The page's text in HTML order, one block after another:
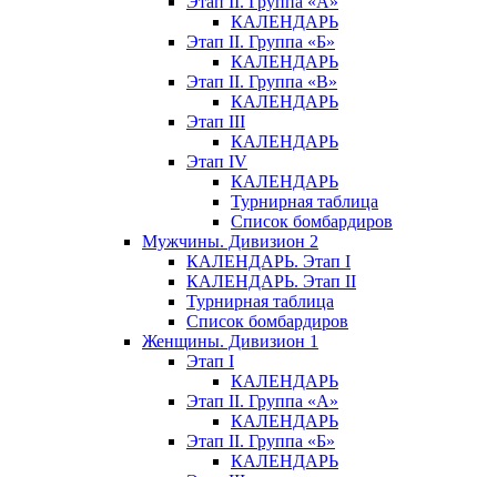
КАЛЕНДАРЬ
Этап II. Группа «Б»
КАЛЕНДАРЬ
Этап II. Группа «В»
КАЛЕНДАРЬ
Этап III
КАЛЕНДАРЬ
Этап IV
КАЛЕНДАРЬ
Турнирная таблица
Список бомбардиров
Мужчины. Дивизион 2
КАЛЕНДАРЬ. Этап I
КАЛЕНДАРЬ. Этап II
Турнирная таблица
Список бомбардиров
Женщины. Дивизион 1
Этап I
КАЛЕНДАРЬ
Этап II. Группа «А»
КАЛЕНДАРЬ
Этап II. Группа «Б»
КАЛЕНДАРЬ